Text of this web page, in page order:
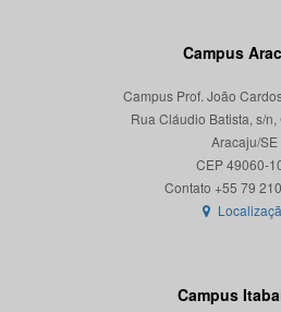
Campus
Campus Prof. João
Rua Cláudio Batista, s/
Aracaju/SE
CEP 49060-
Campus